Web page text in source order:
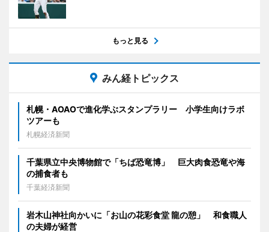
もっと見る
みん経トピックス
札幌・AOAOで進化学ぶスタンプラリー 小学生向けラボ
ツアーも
札幌経済新聞
千葉県立中央博物館で「ちば恐竜博」 巨大肉食恐竜や海
の捕食者も
千葉経済新聞
岩木山神社向かいに「お山の花彩食堂 龍の憩」 和食職人
の夫婦が経営